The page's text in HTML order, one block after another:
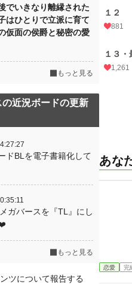
１２
881
１３・
1,261
あな
恋愛 完
でいきなり離縁された
はひとりで立派に育て
仮面の侯爵と秘密の愛
もっと見る
の近況ボードの更新
ドBLを電子書籍化して
ガバースを『TL』にし
もっと見る
ツについて報告する